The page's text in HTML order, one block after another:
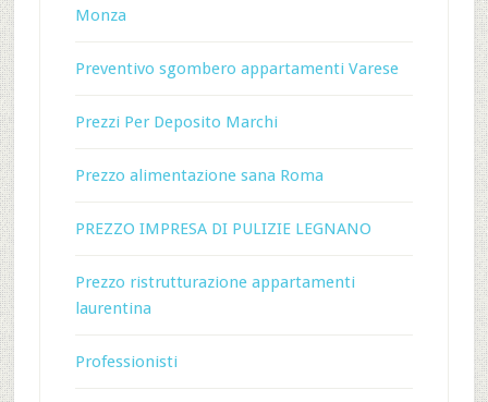
Monza
Preventivo sgombero appartamenti Varese
Prezzi Per Deposito Marchi
Prezzo alimentazione sana Roma
PREZZO IMPRESA DI PULIZIE LEGNANO
Prezzo ristrutturazione appartamenti
laurentina
Professionisti